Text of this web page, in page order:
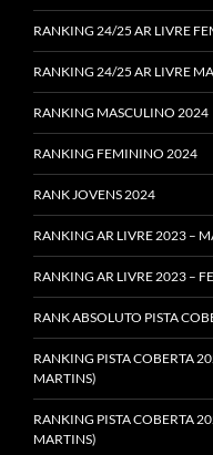
RANKING 24/25 AR LIVRE
RANKING 24/25 AR LIVRE
RANKING MASCULINO 2024
RANKING FEMININO 2024
RANK JOVENS 2024
RANKING AR LIVRE 2023 –
RANKING AR LIVRE 2023 –
RANK ABSOLUTO PISTA
RANKING PISTA COBERTA
MARTINS)
RANKING PISTA COBERTA
MARTINS)